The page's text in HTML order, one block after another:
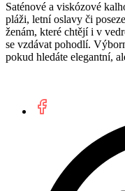
Saténové a viskózové
pláži, letní oslavy či
ženám, které chtějí i v
se vzdávat pohodlí.
pokud hledáte elegantní,